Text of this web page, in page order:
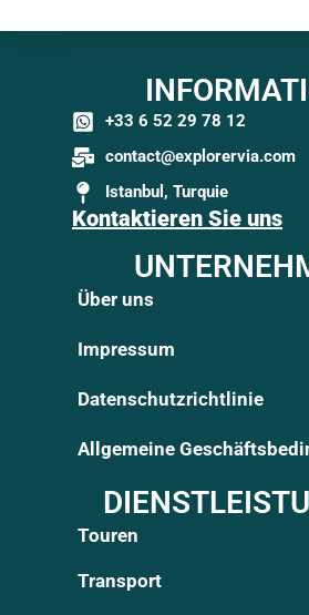
+33 6 52 29 78 12
contact@explorervia.com
Istanbul, Turquie
Kontaktieren Sie uns
Über uns
Impressum
Datenschutzrichtlinie
Allgemeine
Touren
Transport